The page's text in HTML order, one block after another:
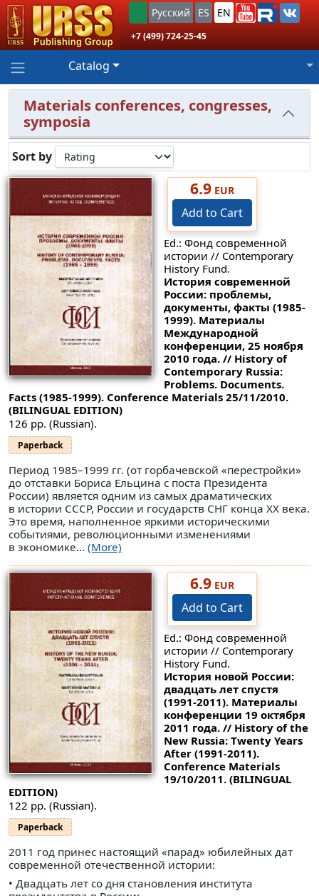
Русский ES EN
+7 (499) 724-25-45
Catalog
Materials conferences, congresses,
symposia
Sort by
6.9EUR
Add to Cart
Ed.: Фонд современной
истории // Contemporary
History Fund.
История современной
России: проблемы,
документы, факты (1985-
1999). Материалы
Международной
конференции, 25 ноября
2010 года. // History of
Contemporary Russia:
Problems. Documents.
Facts (1985-1999). Conference Materials 25/11/2010.
(BILINGUAL EDITION)
126 pp. (Russian).
Paperback
Период 1985–1999 гг. (от горбачевской «перестройки»
до отставки Бориса Ельцина с поста Президента
России) является одним из самых драматических
в истории СССР, России и государств СНГ конца XX века.
Это время, наполненное яркими историческими
событиями, революционными изменениями
в экономике... (More)
6.9EUR
Add to Cart
Ed.: Фонд современной
истории // Contemporary
History Fund.
История новой России:
двадцать лет спустя
(1991-2011). Материалы
конференции 19 октября
2011 года. // History of the
New Russia: Twenty Years
After (1991-2011).
Conference Materials
19/10/2011. (BILINGUAL
EDITION)
122 pp. (Russian).
Paperback
2011 год принес настоящий «парад» юбилейных дат
современной отечественной истории:
• Двадцать лет со дня становления института